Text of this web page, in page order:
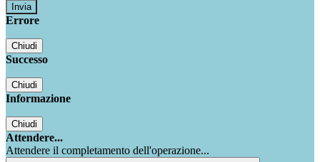
Errore
Chiudi
Successo
Chiudi
Informazione
Chiudi
Attendere...
Attendere il completamento dell'operazione...